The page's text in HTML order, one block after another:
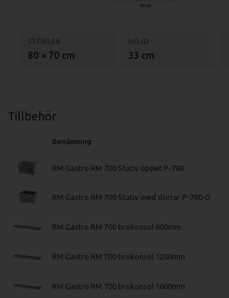
80 cm
STORLEK
80 × 70 cm
HÖJD
33 cm
Tillbehör
Benämning
RM Gastro RM 700 Stativ öppet P-780
RM Gastro RM 700 Stativ med dörrar P-780-D
RM Gastro RM 700 brokonsol 800mm
RM Gastro RM 700 brokonsol 1200mm
RM Gastro RM 700 brokonsol 1600mm